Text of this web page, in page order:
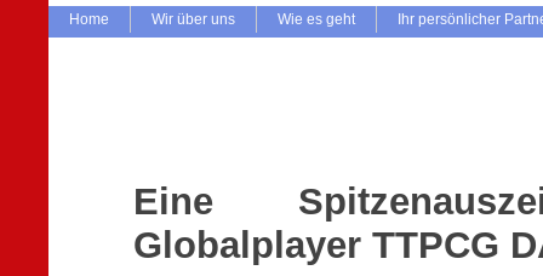
Home Wir über uns Wie es geht Ihr persönlicher
Eine
Globalplayer TTPCG